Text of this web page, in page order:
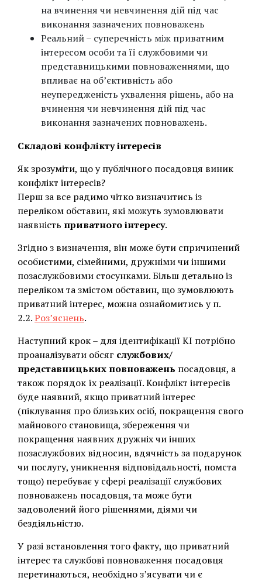
на вчинення чи невчинення дій під час
виконання зазначених повноважень
Реальний – суперечність між приватним
інтересом особи та її службовими чи
представницькими повноваженнями, що
впливає на об’єктивність або
неупередженість ухвалення рішень, або на
вчинення чи невчинення дій під час
виконання зазначених повноважень.
Складові конфлікту інтересів
Як зрозуміти, що у публічного посадовця виник
конфлікт інтересів?
Перш за все радимо чітко визначитись із
переліком обставин, які можуть зумовлювати
наявність приватного інтересу.
Згідно з визначення, він може бути спричинений
особистими, сімейними, дружніми чи іншими
позаслужбовими стосунками. Більш детально із
переліком та змістом обставин, що зумовлюють
приватний інтерес, можна ознайомитись у п.
2.2.Роз’яснень.
Наступний крок – для ідентифікації КІ потрібно
проаналізувати обсяг службових/
представницьких повноважень посадовця, а
також порядок їх реалізації. Конфлікт інтересів
буде наявний, якщо приватний інтерес
(піклування про близьких осіб, покращення свого
майнового становища, збереження чи
покращення наявних дружніх чи інших
позаслужбових відносин, вдячність за подарунок
чи послугу, уникнення відповідальності, помста
тощо) перебуває у сфері реалізації службових
повноважень посадовця, та може бути
задоволений його рішеннями, діями чи
бездіяльністю.
У разі встановлення того факту, що приватний
інтерес та службові повноваження посадовця
перетинаються, необхідно з’ясувати чи є